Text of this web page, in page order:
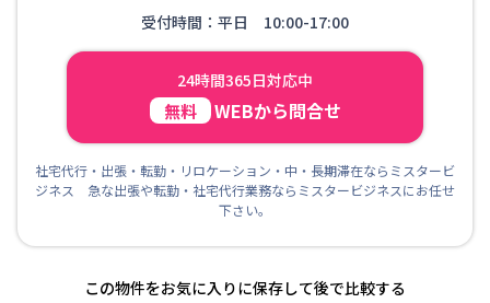
受付時間：平日 10:00-17:00
24時間365日対応中
無料 WEBから問合せ
社宅代行・出張・転勤・リロケーション・中・長期滞在ならミスタービ
ジネス 急な出張や転勤・社宅代行業務ならミスタービジネスにお任せ
下さい。
この物件をお気に入りに保存して後で比較する